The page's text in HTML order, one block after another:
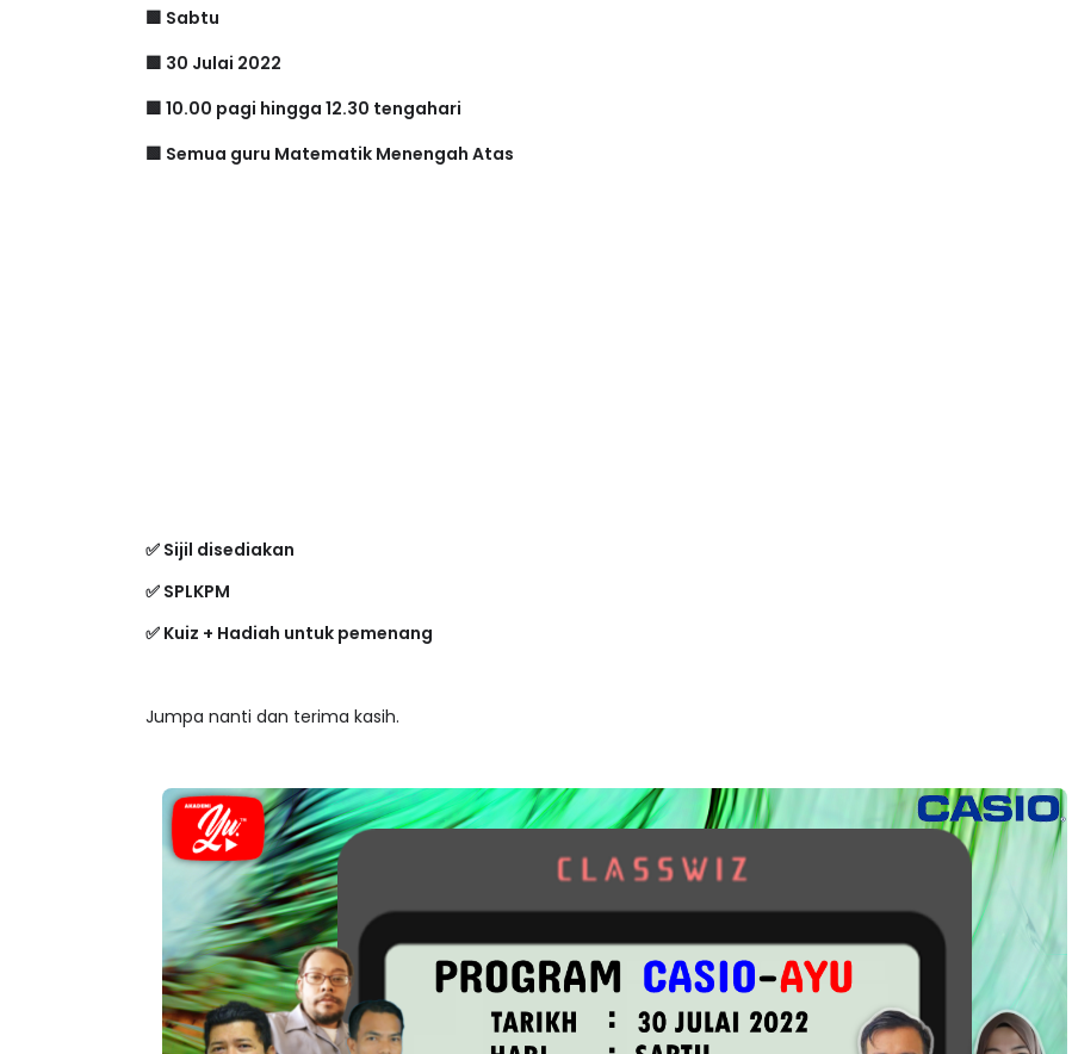
🟩 Sabtu
🟩 30 Julai 2022
🟩 10.00 pagi hingga 12.30 tengahari
🟩 Semua guru Matematik Menengah Atas
✅ Sijil disediakan
✅ SPLKPM
✅ Kuiz + Hadiah untuk pemenang
Jumpa nanti dan terima kasih.